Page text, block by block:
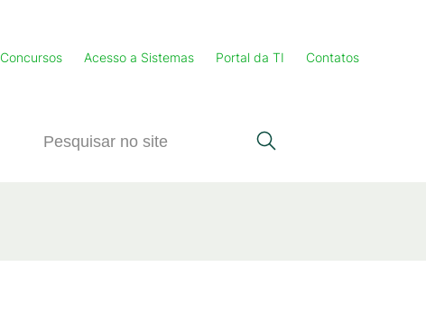
Concursos Acesso a Sistemas Portal da TI Contatos